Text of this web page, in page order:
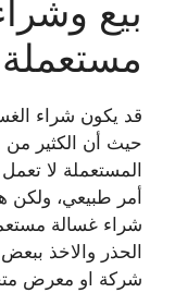
بيع
مستعملة
قد يكون شراء
حيث أن الكثير من
المستعملة لا
أمر طبيعي، ولكن
شراء غسالة
الحذر والاخذ
شركة او معرض